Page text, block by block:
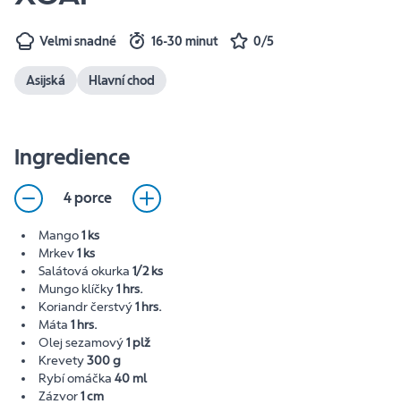
Velmi snadné 16-30 minut 0/5
Asijská Hlavní chod
Ingredience
4 porce
Mango1 ks
Mrkev1 ks
Salátová okurka 1/2 ks
Mungo klíčky1 hrs.
Koriandr čerstvý1 hrs.
Máta 1 hrs.
Olej sezamový1 plž
Krevety300 g
Rybí omáčka 40 ml
Zázvor1 cm